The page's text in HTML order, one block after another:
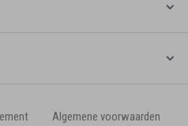
Algemene voorwaarden